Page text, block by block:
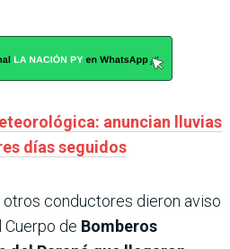
anuncian lluvias
días seguidos
conductores dieron aviso
Cuerpo de Bomberos